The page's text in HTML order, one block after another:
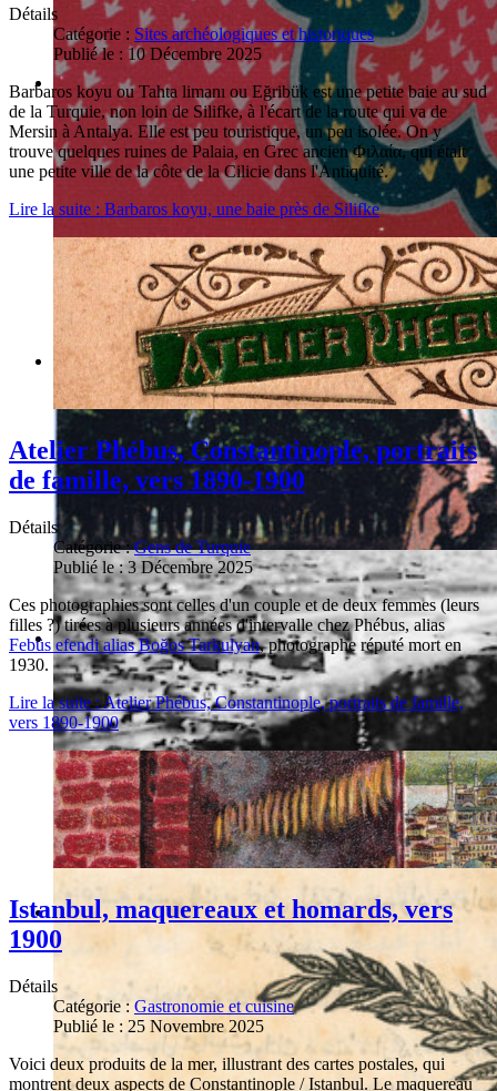
Détails
Catégorie : Sites archéologiques et historiques
Publié le : 10 Décembre 2025
Barbaros koyu ou Tahta limanı ou Eğribük est une petite baie au sud
de la Turquie, non loin de Silifke, à l'écart de la route qui va de
Mersin à Antalya. Elle est peu touristique, un peu isolée. On y
trouve quelques ruines de Palaia, en Grec ancien Φιλαία, qui était
une petite ville de la côte de la Cilicie dans l'Antiquité.
Lire la suite : Barbaros koyu, une baie près de Silifke
Atelier Phébus, Constantinople, portraits
de famille, vers 1890-1900
Détails
Catégorie :Gens de Turquie
Publié le : 3 Décembre 2025
Ces photographies sont celles d'un couple et de deux femmes (leurs
filles ?) tirées à plusieurs années d'intervalle chez Phébus, alias
Febüs efendi alias Boğos Tarkulyan, photographe réputé mort en
1930.
Lire la suite : Atelier Phébus, Constantinople, portraits de famille,
vers 1890-1900
Istanbul, maquereaux et homards, vers
1900
Détails
Catégorie : Gastronomie et cuisine
Publié le : 25 Novembre 2025
Voici deux produits de la mer, illustrant des cartes postales, qui
montrent deux aspects de Constantinople / Istanbul. Le maquereau